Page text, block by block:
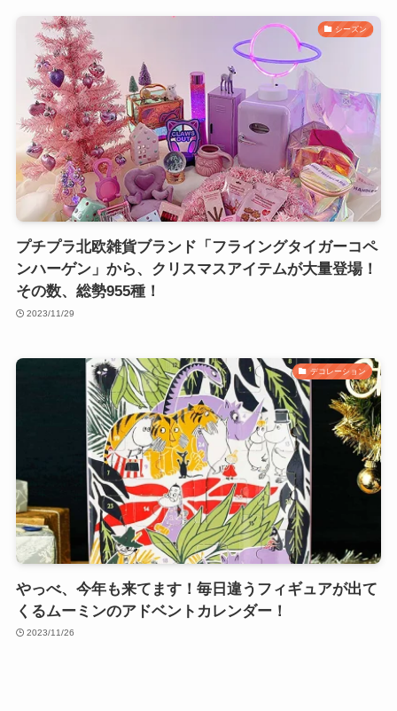
シーズン
プチプラ北欧雑貨ブランド「フライングタイガーコペ
ンハーゲン」から、クリスマスアイテムが大量登場！
その数、総勢955種！
2023/11/29
デコレーション
やっべ、今年も来てます！毎日違うフィギュアが出て
くるムーミンのアドベントカレンダー！
2023/11/26